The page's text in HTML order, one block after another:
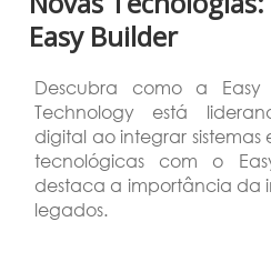
Easy Builder
Descubra como a Easy
Technology está
digital ao integrar sistemas
tecnológicas com o
destaca a importância da
legados.